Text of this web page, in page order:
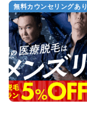
無料カウンセリングあり